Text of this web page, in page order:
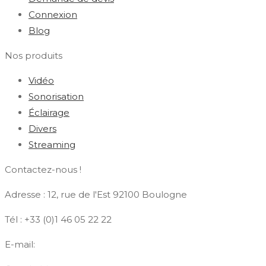
Connexion
Blog
Nos produits
Vidéo
Sonorisation
Éclairage
Divers
Streaming
Contactez-nous !
Adresse : 12, rue de l'Est 92100 Boulogne
Tél : +33 (0)1 46 05 22 22
E-mail: